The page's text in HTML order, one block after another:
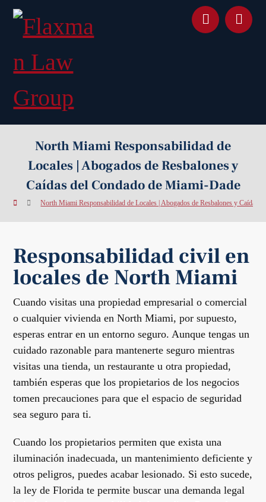
contenido
North Miami Responsabilidad de
Locales | Abogados de Resbalones y
Caídas del Condado de Miami-Dade
North Miami Responsabilidad de Locales | Abogados de Resbalones y Caídas
Responsabilidad civil en
locales de North Miami
Cuando visitas una propiedad empresarial o comercial
o cualquier vivienda en North Miami, por supuesto,
esperas entrar en un entorno seguro. Aunque tengas un
cuidado razonable para mantenerte seguro mientras
visitas una tienda, un restaurante u otra propiedad,
también esperas que los propietarios de los negocios
tomen precauciones para que el espacio de seguridad
sea seguro para ti.
Cuando los propietarios permiten que exista una
iluminación inadecuada, un mantenimiento deficiente y
otros peligros, puedes acabar lesionado. Si esto sucede,
la ley de Florida te permite buscar una demanda legal